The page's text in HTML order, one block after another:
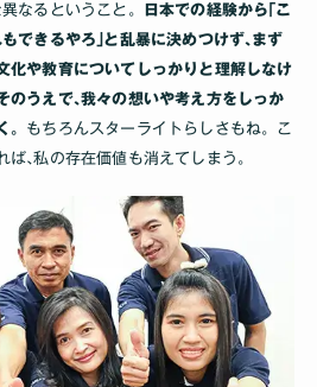
なるということ。
日本での経験から｢こ
できるやろ｣と乱暴に決めつけず､まず
化や教育についてしっかりと理解しなけ
のうえで､我々の想いや考え方をしっか
。 もちろんスターライトらしさもね。こ
ば､私の存在価値も消えてしまう｡